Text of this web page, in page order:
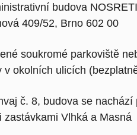
budova
409/52, Brno 602 00
soukromé parkoviště
v okolních ulicích
č. 8, budova se nachází
zastávkami Vlhká a Masná